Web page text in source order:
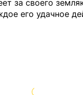
за своего
его удачное